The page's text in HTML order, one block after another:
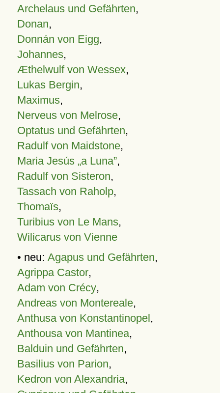
Archelaus und Gefährten,
Donan,
Donnán von Eigg,
Johannes,
Æthelwulf von Wessex,
Lukas Bergin,
Maximus,
Nerveus von Melrose,
Optatus und Gefährten,
Radulf von Maidstone,
Maria Jesús „a Luna”,
Radulf von Sisteron,
Tassach von Raholp,
Thomaïs,
Turibius von Le Mans,
Wilicarus von Vienne
• neu: Agapus und Gefährten,
Agrippa Castor,
Adam von Crécy,
Andreas von Montereale,
Anthusa von Konstantinopel,
Anthousa von Mantinea,
Balduin und Gefährten,
Basilius von Parion,
Kedron von Alexandria,